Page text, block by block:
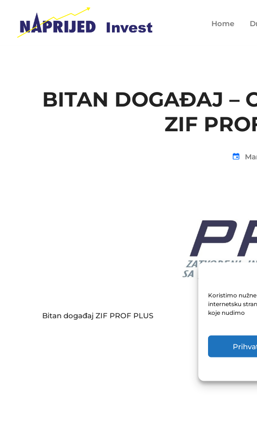
Koristimo
internetsku
koje nudimo
Home
BITAN DOGAĐAJ –
ZIF
Bitan događaj ZIF PROF PLUS